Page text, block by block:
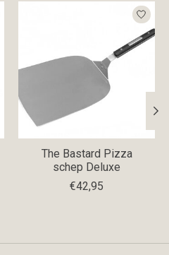
The Bastard Pizza
schep Deluxe
€42,95